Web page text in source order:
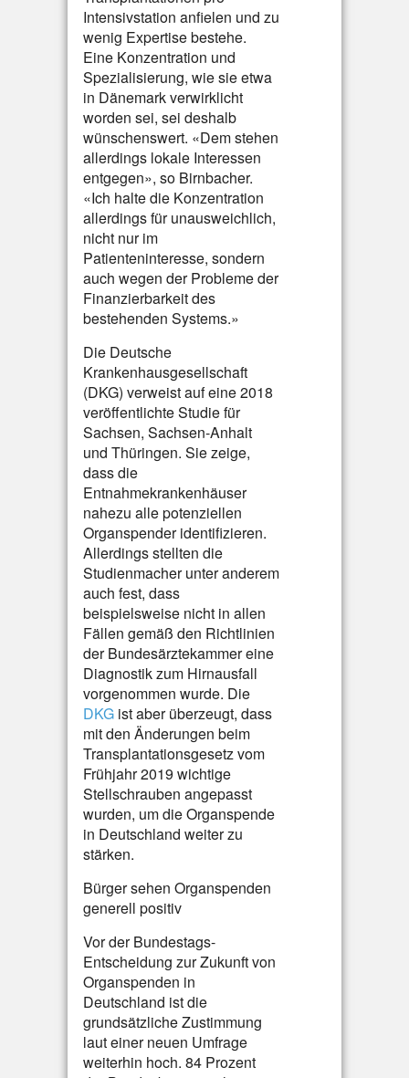
Intensivstation anfielen und zu
wenig Expertise bestehe.
Eine Konzentration und
Spezialisierung, wie sie etwa
in Dänemark verwirklicht
worden sei, sei deshalb
wünschenswert. «Dem stehen
allerdings lokale Interessen
entgegen», so Birnbacher.
«Ich halte die Konzentration
allerdings für unausweichlich,
nicht nur im
Patienteninteresse, sondern
auch wegen der Probleme der
Finanzierbarkeit des
bestehenden Systems.»
Die Deutsche
Krankenhausgesellschaft
(DKG) verweist auf eine 2018
veröffentlichte Studie für
Sachsen, Sachsen-Anhalt
und Thüringen. Sie zeige,
dass die
Entnahmekrankenhäuser
nahezu alle potenziellen
Organspender identifizieren.
Allerdings stellten die
Studienmacher unter anderem
auch fest, dass
beispielsweise nicht in allen
Fällen gemäß den Richtlinien
der Bundesärztekammer eine
Diagnostik zum Hirnausfall
vorgenommen wurde. Die
DKG ist aber überzeugt, dass
mit den Änderungen beim
Transplantationsgesetz vom
Frühjahr 2019 wichtige
Stellschrauben angepasst
wurden, um die Organspende
in Deutschland weiter zu
stärken.
Bürger sehen Organspenden
generell positiv
Vor der Bundestags-
Entscheidung zur Zukunft von
Organspenden in
Deutschland ist die
grundsätzliche Zustimmung
laut einer neuen Umfrage
weiterhin hoch. 84 Prozent